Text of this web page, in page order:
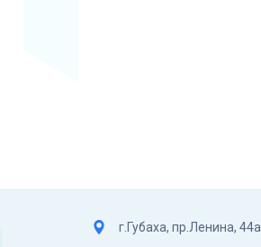
г.Губаха, пр.Ленина, 44а